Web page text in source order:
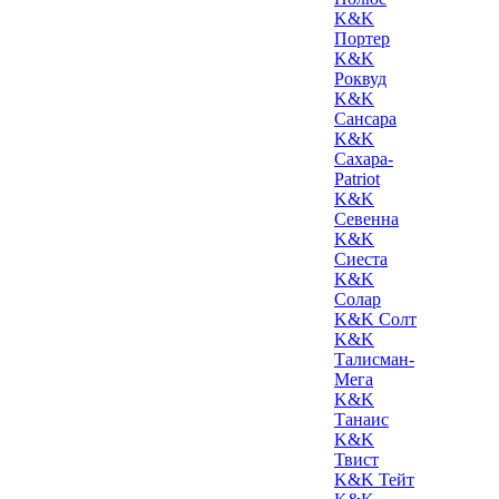
K&K
Портер
K&K
Роквуд
K&K
Сансара
K&K
Сахара-
Patriot
K&K
Севенна
K&K
Сиеста
K&K
Солар
K&K Солт
K&K
Талисман-
Мега
K&K
Танаис
K&K
Твист
K&K Тейт